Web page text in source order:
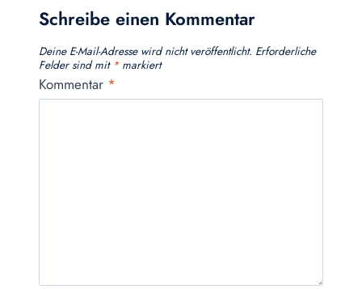
Schreibe einen Kommentar
Deine E-Mail-Adresse wird nicht veröffentlicht. Erforderliche
Felder sind mit *markiert
Kommentar *